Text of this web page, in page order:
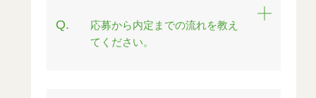
Q.
応募から内定までの流れを教え
てください。